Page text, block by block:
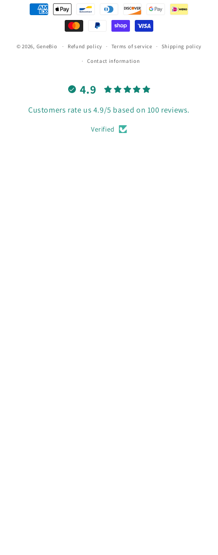
Payment
methods
© 2026, GeneBio Refund policy Terms of service Shipping policy
Contact information
4.9
Customers rate us 4.9/5 based on 100 reviews.
Verified